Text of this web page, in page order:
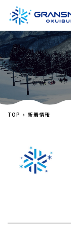
TOP 新着情報